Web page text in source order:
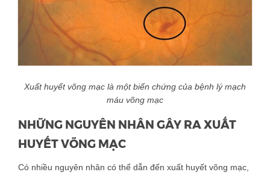
Xuất huyết võng mạc là một biến chứng của bệnh lý mạch
máu võng mạc
NHỮNG NGUYÊN NHÂN GÂY RA XUẤT
HUYẾT VÕNG MẠC
Có nhiều nguyên nhân có thể dẫn đến xuất huyết võng mạc,